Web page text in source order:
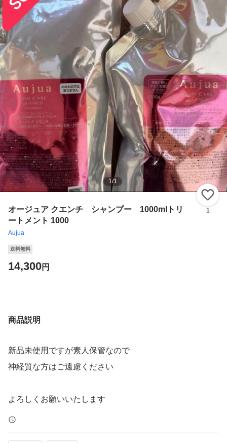
1/1
オージュア クエンチ シャンプー 1000mlトリ
ートメント 1000
Aujua
1
送料無料
14,300円
商品説明
新品未使用ですが素人保管なので
神経質な方はご遠慮ください
よろしくお願いいたします